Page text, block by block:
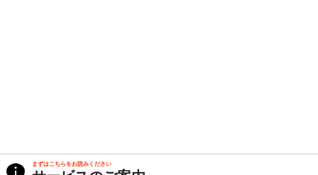
まずはこちらをお読みください